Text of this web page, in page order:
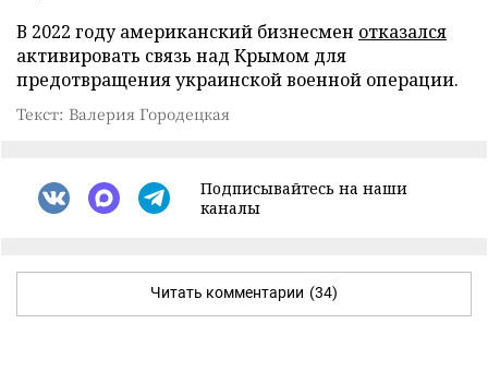
В 2022 году американский бизнесмен отказался
активировать связь над Крымом для
предотвращения украинской военной операции.
Текст: Валерия Городецкая
Подписывайтесь на наши
каналы
Читать комментарии (34)